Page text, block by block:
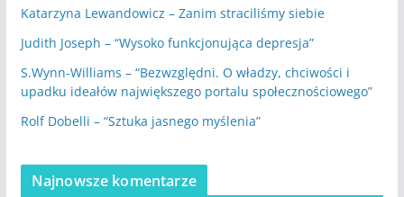
Katarzyna Lewandowicz – Zanim straciliśmy siebie
Judith Joseph – “Wysoko funkcjonująca depresja”
S.Wynn-Williams – “Bezwzględni. O władzy, chciwości i
upadku ideałów największego portalu społecznościowego”
Rolf Dobelli – “Sztuka jasnego myślenia”
Najnowsze komentarze